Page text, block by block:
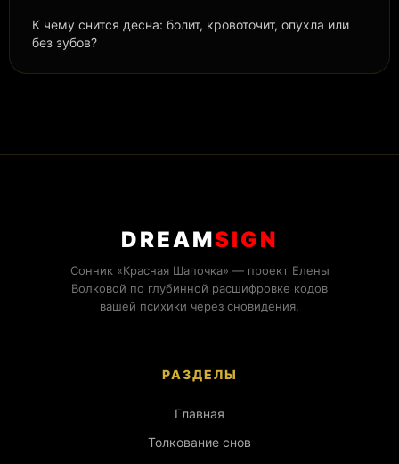
К чему снится десна: болит, кровоточит, опухла или
без зубов?
DREAMSIGN
Сонник «Красная Шапочка» — проект Елены
Волковой по глубинной расшифровке кодов
вашей психики через сновидения.
РАЗДЕЛЫ
Главная
Толкование снов